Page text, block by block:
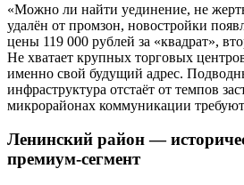
«Можно ли найти уединение, не
удалён от промзон, новостройки
цены 119 000 рублей за «квадрат»,
Не хватает крупных торговых
именно свой будущий адрес.
инфраструктура отстаёт от темпов
микрорайонах коммуникации
Ленинский район —
премиум-сегмент